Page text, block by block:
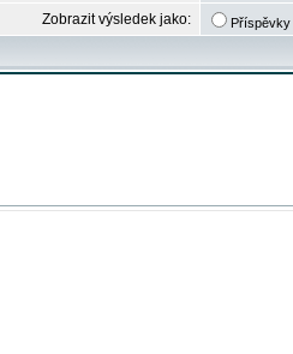
Zobrazit výsledek jako: Příspěvky